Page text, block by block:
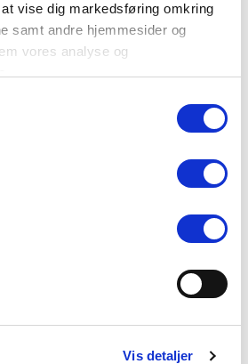
vise dig markedsføring omkring
samt andre hjemmesider og
vores analyse og
vores brug af cookies under
klikke videre til vores Cookiepolitik,
Vis detaljer